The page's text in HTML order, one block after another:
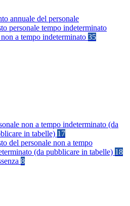
annuale del personale
personale tempo indeterminato
a tempo indeterminato 35
non a tempo indeterminato (da
in tabelle) 17
del personale non a tempo
(da pubblicare in tabelle) 18
8